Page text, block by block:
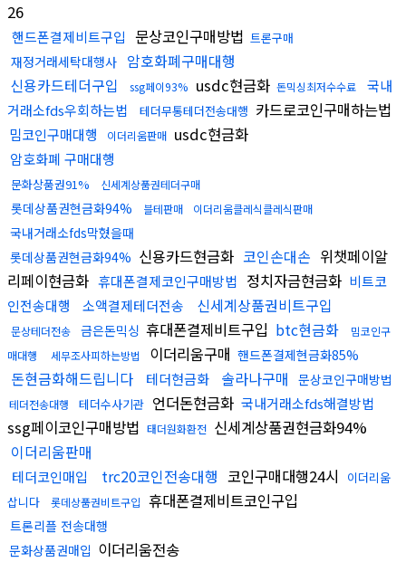
26
핸드폰결제비트구입 문상코인구매방법 트론구매
재정거래세탁대행사 암호화폐구매대행
신용카드테더구입
ssg페이93% usdc현금화 돈믹싱최저수수료
국내
거래소fds우회하는법
테더무통테더전송대행 카드로코인구매하는법
밈코인구매대행 이더리움판매 usdc현금화
암호화폐 구매대행
문화상품권91% 신세계상품권테더구매
롯데상품권현금화94% 블테판매 이더리움클레식클레식판매
국내거래소fds막혔을때
롯데상품권현금화94% 신용카드현금화 코인손대손 위챗페이알
리페이현금화 휴대폰결제코인구매방법 정치자금현금화 비트코
인전송대행
소액결제테더전송 신세계상품권비트구입
문상테더전송 금은돈믹싱 휴대폰결제비트구입 btc현금화
밈코인구
매대행
세무조사피하는방법 이더리움구매 핸드폰결제현금화85%
돈현금화해드립니다 테더현금화 솔라나구매 문상코인구매방법
테더전송대행 테더수사기관 언더돈현금화 국내거래소fds해결방법
ssg페이코인구매방법 태더원화환전 신세계상품권현금화94%
이더리움판매
테더코인매입 trc20코인전송대행 코인구매대행24시
이더리움
삽니다
롯데상품권비트구입 휴대폰결제비트코인구입
트론리플 전송대행
문화상품권매입 이더리움전송